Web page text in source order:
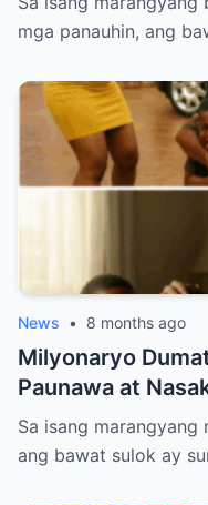
Groom sa Araw
mga panauhin, ang
News • 8 months ago
Milyonaryo
Paunawa at
Niyang Buhos ng
Kanyang Ina at
Sa isang marangyang
ang bawat sulok ay